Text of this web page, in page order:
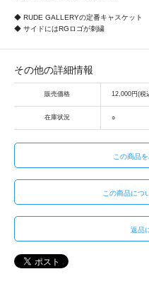
◆ RUDE GALLERYの定番キャスケット
◆ サイドにはRGロゴが刺繍
その他の詳細情報
販売価格 12,000円(税
在庫状況 ○
この商品
この商品につ
返品